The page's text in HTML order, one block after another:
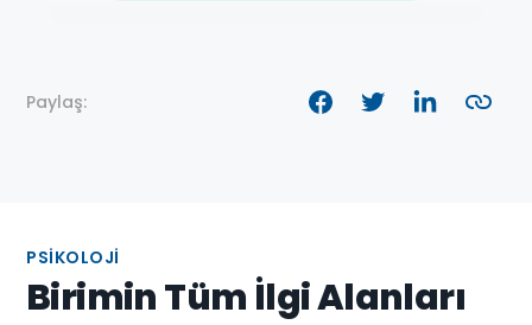
Paylaş:
PSIKOLOJI
Birimin Tüm İlgi Alanları